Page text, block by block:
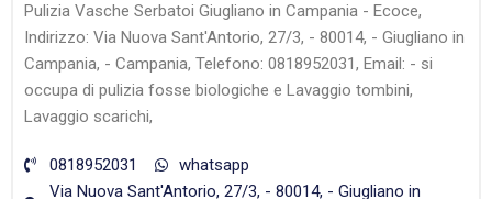
Pulizia Vasche Serbatoi Giugliano in Campania - Ecoce,
Indirizzo: Via Nuova Sant'Antorio, 27/3, - 80014, - Giugliano in
Campania, - Campania, Telefono: 0818952031, Email: - si
occupa di pulizia fosse biologiche e Lavaggio tombini,
Lavaggio scarichi,
0818952031
whatsapp
Via Nuova Sant'Antorio, 27/3, - 80014, - Giugliano in